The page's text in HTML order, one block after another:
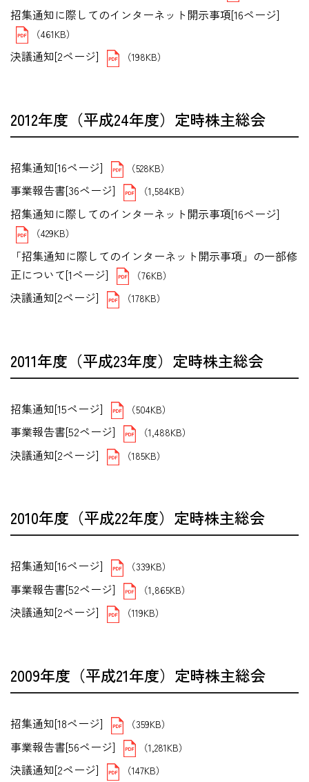
招集通知に際してのインターネット開示事項[16ページ]
（461KB）
決議通知[2ページ] （198KB）
2012年度（平成24年度）定時株主総会
招集通知[16ページ] （528KB）
事業報告書[36ページ] （1,584KB）
招集通知に際してのインターネット開示事項[16ページ]
（429KB）
「招集通知に際してのインターネット開示事項」の一部修
正について[1ページ]
（76KB）
決議通知[2ページ] （178KB）
2011年度（平成23年度）定時株主総会
招集通知[15ページ] （504KB）
事業報告書[52ページ] （1,488KB）
決議通知[2ページ] （185KB）
2010年度（平成22年度）定時株主総会
招集通知[16ページ] （339KB）
事業報告書[52ページ] （1,865KB）
決議通知[2ページ] （119KB）
2009年度（平成21年度）定時株主総会
招集通知[18ページ] （359KB）
事業報告書[56ページ] （1,281KB）
決議通知[2ページ] （147KB）